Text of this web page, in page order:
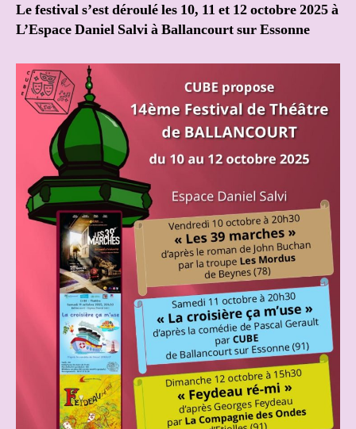
Le festival s’est déroulé les 10, 11 et 12 octobre 2025 à
L’Espace Daniel Salvi à Ballancourt sur Essonne